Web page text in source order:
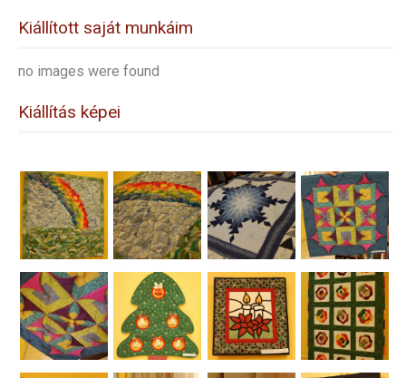
Kiállított saját munkáim
no images were found
Kiállítás képei